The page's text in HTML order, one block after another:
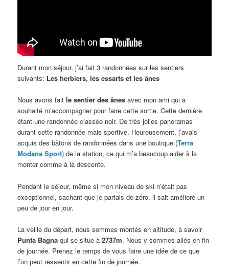
Durant mon séjour, j’ai fait 3 randonnées sur les sentiers
suivants: Les herbiers, les essarts et les ânes
Nous avons fait le sentier des ânesavec mon ami qui a
souhaité m’accompagner pour faire cette sortie. Cette dernière
étant une randonnée classée noir. De très jolies panoramas
durant cette randonnée mais sportive. Heureusement, j’avais
acquis des bâtons de randonnées dans une boutique (Terra
Modana Sport) de la station, ce qui m’a beaucoup aider à la
monter comme à la descente.
Pendant le séjour, même si mon niveau de ski n’était pas
exceptionnel, sachant que je partais de zéro, il sait amélioré un
peu de jour en jour.
La veille du départ, nous sommes montés en altitude, à savoir
Punta Bagna qui se situe à2737m. Nous y sommes allés en fin
de journée. Prenez le temps de vous faire une idée de ce que
l’on peut ressentir en cette fin de journée.